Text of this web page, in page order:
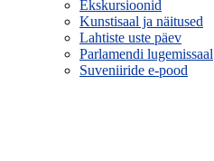
Ekskursioonid
Kunstisaal ja näitused
Lahtiste uste päev
Parlamendi lugemissaal
Suveniiride e-pood